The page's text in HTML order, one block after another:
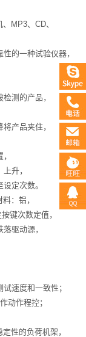
MP3、CD、
的一种试验仪器，
测的产品，
产品夹住，
升，
定次数。
：铝，
键次数定值，
驱动源，
速度和一致性；
动作程控；
性的负荷机架，